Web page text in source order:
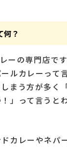
何？
ーの専門店で
ルカレーって
しまう方が多く
」って言うと
カレーやネパ